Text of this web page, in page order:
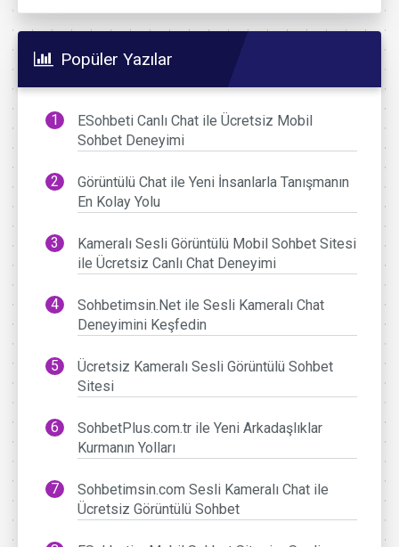
Popüler Yazılar
ESohbeti Canlı Chat ile Ücretsiz Mobil
Sohbet Deneyimi
Görüntülü Chat ile Yeni İnsanlarla Tanışmanın
En Kolay Yolu
Kameralı Sesli Görüntülü Mobil Sohbet Sitesi
ile Ücretsiz Canlı Chat Deneyimi
Sohbetimsin.Net ile Sesli Kameralı Chat
Deneyimini Keşfedin
Ücretsiz Kameralı Sesli Görüntülü Sohbet
Sitesi
SohbetPlus.com.tr ile Yeni Arkadaşlıklar
Kurmanın Yolları
Sohbetimsin.com Sesli Kameralı Chat ile
Ücretsiz Görüntülü Sohbet